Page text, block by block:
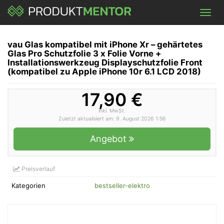
Skip
main
vau Glas kompatibel mit iPhone Xr – gehärtetes
Glas Pro Schutzfolie 3 x Folie Vorne +
Installationswerkzeug Displayschutzfolie Front
(kompatibel zu Apple iPhone 10r 6.1 LCD 2018)
17,90 €
inkl. MwSt.
Zuletzt aktualisiert am: 9. August 2026 1:56
Angebot
Preisverlauf
Kategorien bestseller-elektro